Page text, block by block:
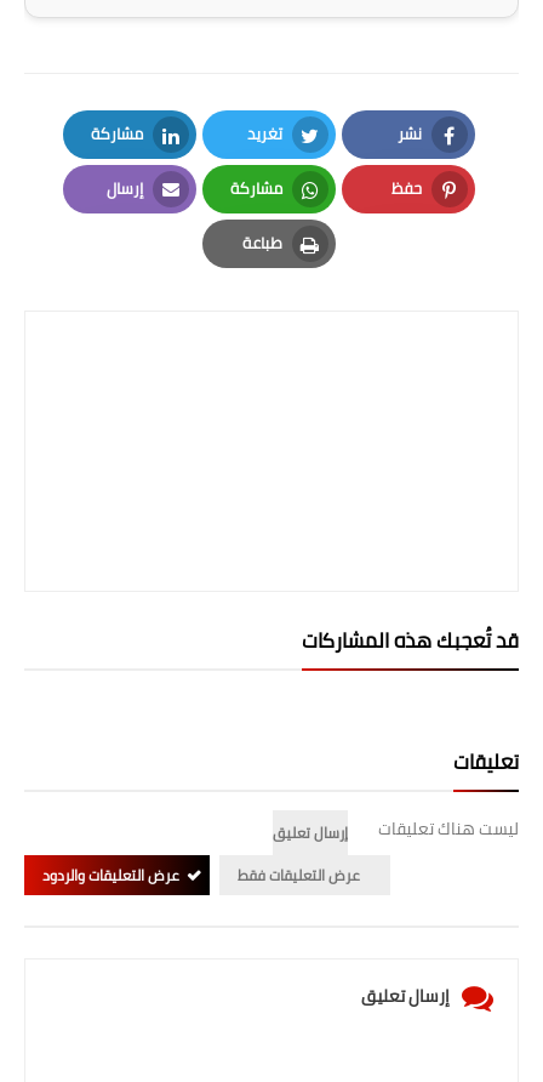
المرحلة الاعدادية
الجامعات
اخبار وقرارات وزارة التعليم
نشر
Facebook
تغريد
Twitter
مشاركة
LinkedIn
حفظ
Pinterest
مشاركة
Whatsapp
إرسال
Email
طباعة
Print
قد تُعجبك هذه المشاركات
تعليقات
ليست هناك تعليقات
إرسال تعليق
عرض التعليقات فقط
عرض التعليقات والردود
إرسال تعليق